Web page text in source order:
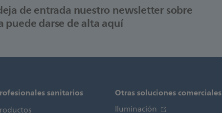
de entrada nuestro newsletter sobre
darse de alta aquí
sanitarios Otras soluciones comerciales
Iluminación